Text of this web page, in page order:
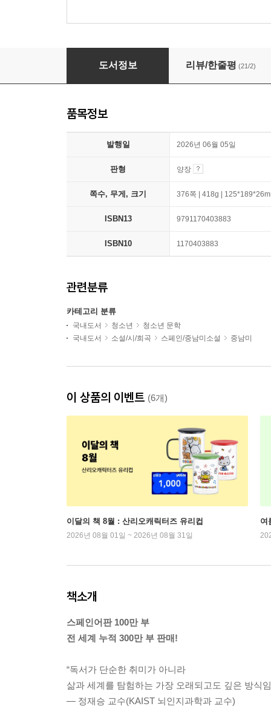
야생의 책
도서정보 리뷰/한줄평 (21/2)
품목정보
발행일 2026년 06월 05일
판형 양장
쪽수, 무게, 크기 376쪽 | 418g |
ISBN13 9791170403883
ISBN10 1170403883
관련분류
카테고리 분류
국내도서 청소년
청소년 문학
국내도서
소설/시/희곡 스페인/중남미소설 중남미
이 상품의 이벤트 (6개)
이달의 책 8월 : 산리오캐릭터즈 유리컵
2026년 08월 01일 ~ 2026년 08월 31일
여
책소개
스페인어판 100만 부
전 세계 누적 300만 부 판매!
“독서가 단순한 취미가 아니라
삶과 세계를 탐험하는 가장 오래되고도 깊은 방식
― 정재승 교수(KAIST 뇌인지과학과 교수)